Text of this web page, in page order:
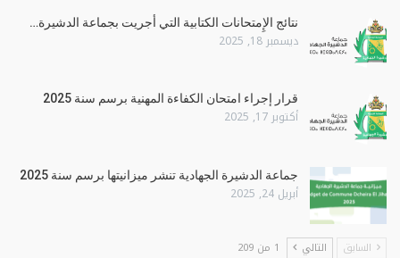
نتائج الإِمتحانات الكتابية التي أجريت بجماعة الدشيرة…
ديسمبر 18, 2025
قرار إجراء امتحان الكفاءة المهنية برسم سنة 2025
أكتوبر 17, 2025
جماعة الدشيرة الجهادية تنشر ميزانيتها برسم سنة 2025
أبريل 24, 2025
السابق التالي 1 من 209